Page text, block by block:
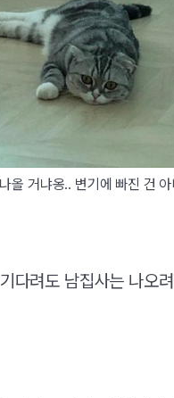
올 거냐옹.. 변기에 빠진 건
다려도 남집사는 나오